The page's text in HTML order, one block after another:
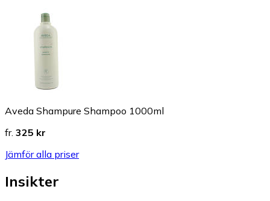
Aveda Shampure Shampoo 1000ml
fr. 325 kr
Jämför alla priser
Insikter